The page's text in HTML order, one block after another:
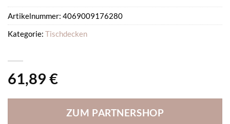
61,89 €
ZUM PARTNERSHOP
Artikelnummer: 4069009176280
Kategorie: Tischdecken